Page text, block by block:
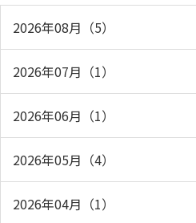
2026年08月（5）
2026年07月（1）
2026年06月（1）
2026年05月（4）
2026年04月（1）